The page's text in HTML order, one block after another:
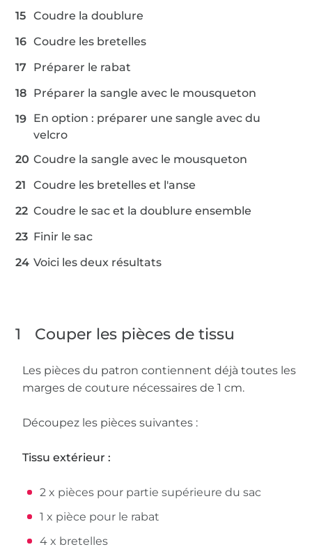
Coudre la doublure
Coudre les bretelles
Préparer le rabat
Préparer la sangle avec le mousqueton
En option : préparer une sangle avec du
velcro
Coudre la sangle avec le mousqueton
Coudre les bretelles et l'anse
Coudre le sac et la doublure ensemble
Finir le sac
Voici les deux résultats
1 Couper les pièces de tissu
Les pièces du patron contiennent déjà toutes les
marges de couture nécessaires de 1 cm.
Découpez les pièces suivantes :
Tissu extérieur :
2 x pièces pour partie supérieure du sac
1 x pièce pour le rabat
4 x bretelles